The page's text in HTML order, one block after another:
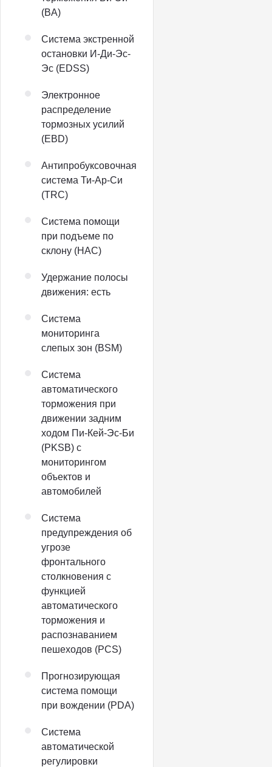
(BA)
Система экстренной
остановки И-Ди-Эс-
Эс (EDSS)
Электронное
распределение
тормозных усилий
(EBD)
Антипробуксовочная
система Ти-Ар-Си
(TRC)
Система помощи
при подъеме по
склону (HAC)
Удержание полосы
движения: есть
Система
мониторинга
слепых зон (BSM)
Система
автоматического
торможения при
движении задним
ходом Пи-Кей-Эс-Би
(PKSB) с
мониторингом
объектов и
автомобилей
Система
предупреждения об
угрозе
фронтального
столкновения с
функцией
автоматического
торможения и
распознаванием
пешеходов (PCS)
Прогнозирующая
система помощи
при вождении (PDA)
Система
автоматической
регулировки